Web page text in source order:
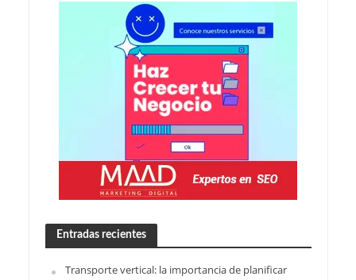
Entradas recientes
Transporte vertical: la importancia de planificar